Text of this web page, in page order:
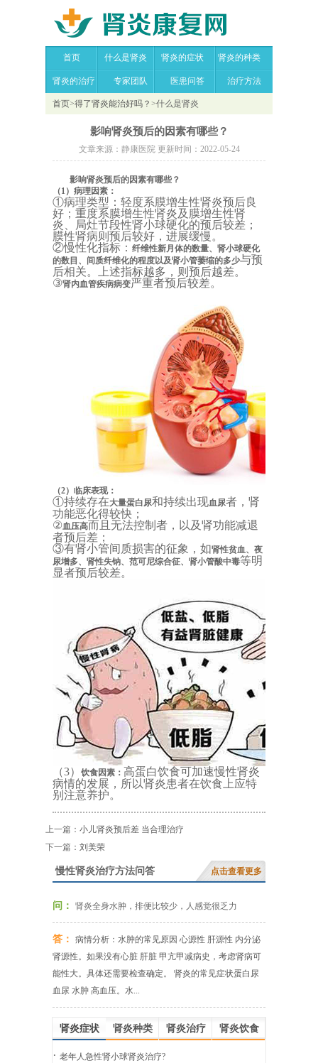
首页 什么是肾炎 肾炎的症状 肾炎的种类
肾炎的治疗 专家团队 医患问答 治疗方法
首页>得了肾炎能治好吗？ >什么是肾炎
影响肾炎预后的因素有哪些？
文章来源：静康医院 更新时间：2022-05-24
影响肾炎预后的因素有哪些？
（1）病理因素：
①病理类型：轻度系膜增生性肾炎预后良
好；重度系膜增生性肾炎及膜增生性肾
炎、局灶节段性肾小球硬化的预后较差；
膜性肾病则预后较好，进展缓慢。
②慢性化指标： 纤维性新月体的数量、肾小球硬化
的数目、间质纤维化的程度以及肾小管萎缩的多少与预
后相关。上述指标越多，则预后越差。
③肾内血管疾病病变严重者预后较差。
（2）临床表现：
①持续存在大量蛋白尿和持续出现血尿者，肾
功能恶化得较快；
②血压高而且无法控制者，以及肾功能减退
者预后差；
③有肾小管间质损害的征象，如肾性贫血、夜
尿增多、肾性失钠、范可尼综合征、肾小管酸中毒等明
显者预后较差。
（3） 饮食因素： 高蛋白饮食可加速慢性肾炎
病情的发展，所以肾炎患者在饮食上应特
别注意养护。
上一篇： 小儿肾炎预后差 当合理治疗
下一篇： 刘美荣
慢性肾炎治疗方法问答 点击查看更多
问： 肾炎全身水肿，排便比较少，人感觉很乏力
答： 病情分析：水肿的常见原因 心源性 肝源性 内分泌
肾源性。如果没有心脏 肝脏 甲亢甲减病史，考虑肾病可
能性大。具体还需要检查确定。 肾炎的常见症状蛋白尿
血尿 水肿 高血压。水...
肾炎症状 肾炎种类 肾炎治疗 肾炎饮食
· 老年人急性肾小球肾炎治疗?